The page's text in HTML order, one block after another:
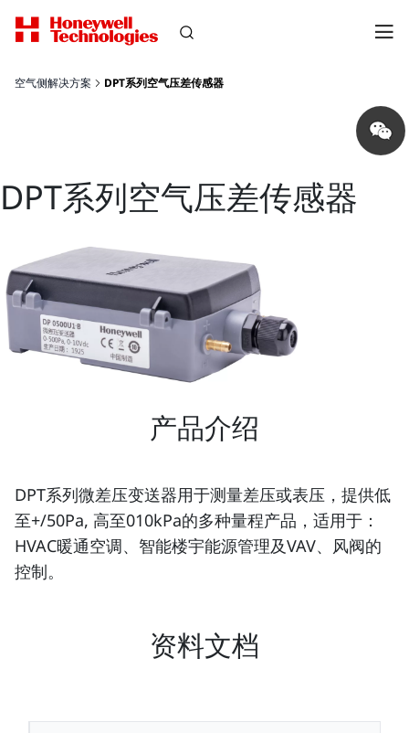
空气侧解决方案 DPT系列空气压差传感器
Share
on
wechat
DPT系列空气压差传感器
产品介绍
DPT系列微差压变送器用于测量差压或表压，提供低
至+/­50Pa, 高至0­10kPa的多种量程产品，适用于：
HVAC暖通空调、智能楼宇能源管理及VAV、风阀的
控制。
资料文档